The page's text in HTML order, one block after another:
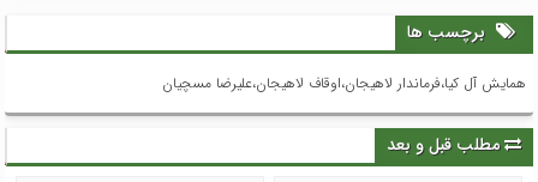
برچسب ها
همایش آل کیا،فرماندار لاهیجان،اوقاف لاهیجان،علیرضا مسچیان
مطلب قبل و بعد